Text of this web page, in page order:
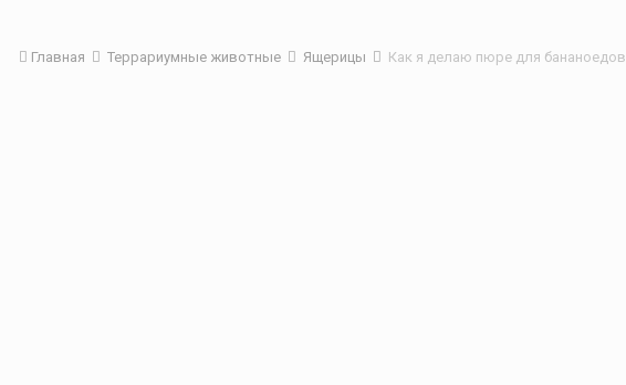
Главная Террариумные животные Ящерицы Как я делаю пюре для бананоедов